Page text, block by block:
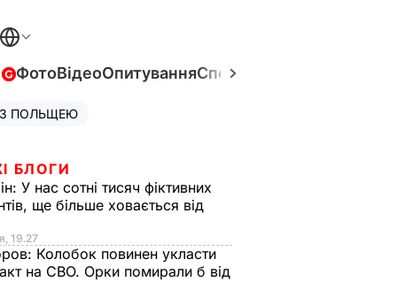
ФотоВідеоОпитуванняСпецпроєкти
ПОЛЬЩЕЮ
БЛОГИ
У нас сотні тисяч фіктивних
ще більше ховається від
19.27
Колобок повинен укласти
на СВО. Орки помирали б від